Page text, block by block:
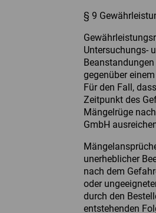
§ 9
Untersuchungs-
gegenüber
Für den Fall,
Zeitpunkt des
Mängelrüge
GmbH
unerheblicher
nach dem
oder
durch den
entstehenden